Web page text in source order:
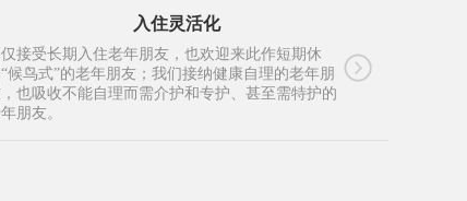
入住灵活化
接受长期入住老年朋友，也欢迎来此作短期休
候鸟式”的老年朋友；我们接纳健康自理的老年朋
也吸收不能自理而需介护和专护、甚至需特护的
朋友。